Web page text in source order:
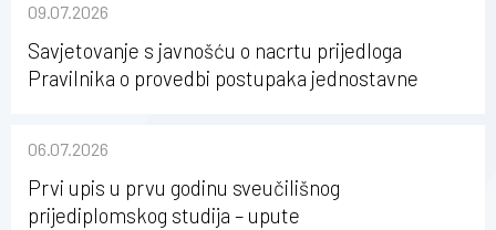
09.07.2026
Savjetovanje s javnošću o nacrtu prijedloga
Pravilnika o provedbi postupaka jednostavne
Osijeku
06.07.2026
Prvi upis u prvu godinu sveučilišnog
prijediplomskog studija – upute